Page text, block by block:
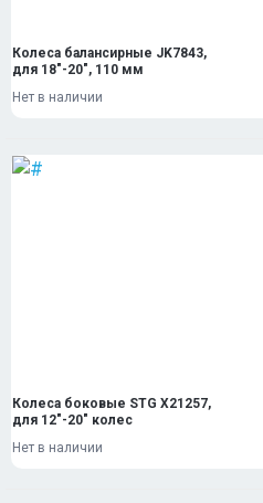
Колеса балансирные JK7843,
для 18"-20", 110 мм
Нет в наличии
Колеса боковые STG Х21257,
для 12"-20" колес
Нет в наличии